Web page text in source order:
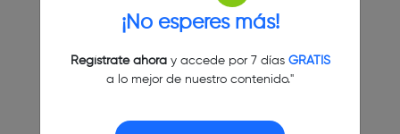
¡No esperes más!
Regístrate ahoray accede por 7 días GRATIS
a lo mejor de nuestro contenido."